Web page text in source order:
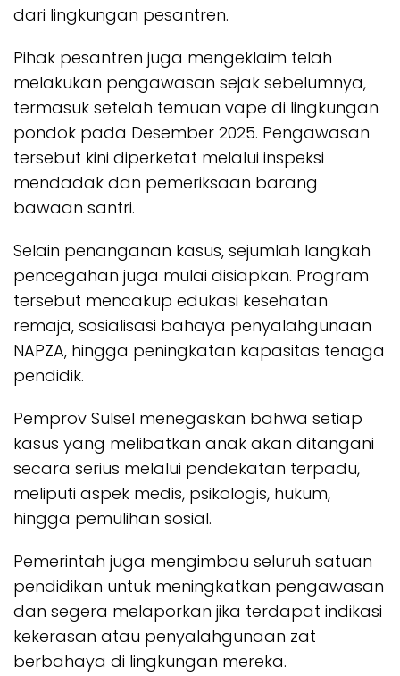
dari lingkungan pesantren.
Pihak pesantren juga mengeklaim telah
melakukan pengawasan sejak sebelumnya,
termasuk setelah temuan vape di lingkungan
pondok pada Desember 2025. Pengawasan
tersebut kini diperketat melalui inspeksi
mendadak dan pemeriksaan barang
bawaan santri.
Selain penanganan kasus, sejumlah langkah
pencegahan juga mulai disiapkan. Program
tersebut mencakup edukasi kesehatan
remaja, sosialisasi bahaya penyalahgunaan
NAPZA, hingga peningkatan kapasitas tenaga
pendidik.
Pemprov Sulsel menegaskan bahwa setiap
kasus yang melibatkan anak akan ditangani
secara serius melalui pendekatan terpadu,
meliputi aspek medis, psikologis, hukum,
hingga pemulihan sosial.
Pemerintah juga mengimbau seluruh satuan
pendidikan untuk meningkatkan pengawasan
dan segera melaporkan jika terdapat indikasi
kekerasan atau penyalahgunaan zat
berbahaya di lingkungan mereka.